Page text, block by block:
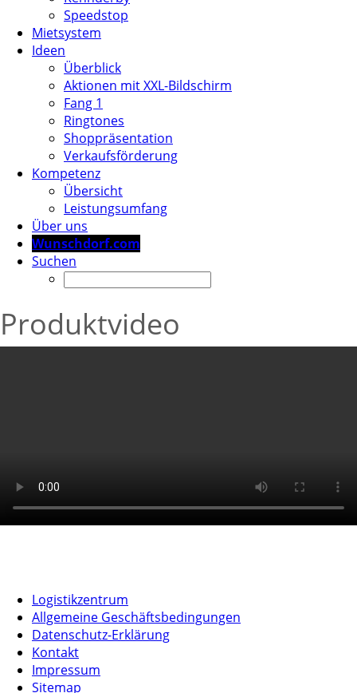
Speedstop
Mietsystem
Ideen
Überblick
Aktionen mit XXL-Bildschirm
Fang 1
Ringtones
Shoppräsentation
Verkaufsförderung
Kompetenz
Übersicht
Leistungsumfang
Über uns
Wunschdorf.com
Suchen
Produktvideo
Logistikzentrum
Allgemeine Geschäftsbedingungen
Datenschutz-Erklärung
Kontakt
Impressum
Sitemap